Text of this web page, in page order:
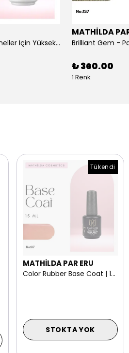
Berrylicious - Profesyoneller Için Yüksek Pigmentasyonlu UV/LED Oje 15ml
MATHİLDA
₺ 360.00
1 Renk
Tükendi
MATHİLDA PAR ERU
Color Rubber Base Coat | 15 ml NO: 07
STOKTA YOK